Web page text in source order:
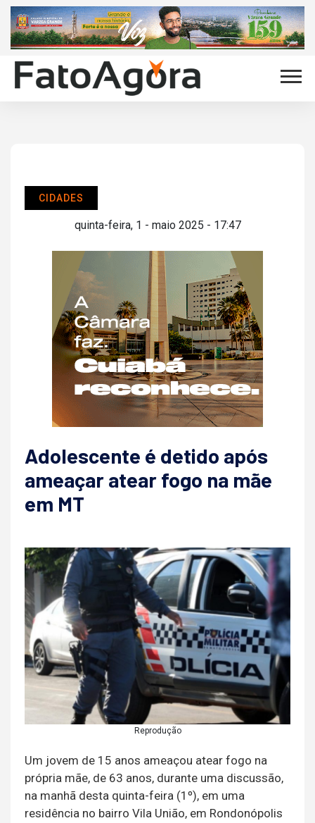
CIDADES
quinta-feira, 1 - maio 2025 - 17:47
Adolescente é detido após
ameaçar atear fogo na mãe
em MT
Reprodução
Um jovem de 15 anos ameaçou atear fogo na
própria mãe, de 63 anos, durante uma discussão,
na manhã desta quinta-feira (1º), em uma
residência no bairro Vila União, em Rondonópolis